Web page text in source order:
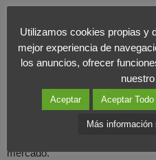
Ryanair ha querido reaccionar
cambiado de tendenciay si el
losfallos vistos en la
paisaje
todas maneras, no hay que
mercado.
Utilizamos cookies propias y
mejor experiencia de
los anuncios, ofrecer
Aceptar Aceptar Todo
Más